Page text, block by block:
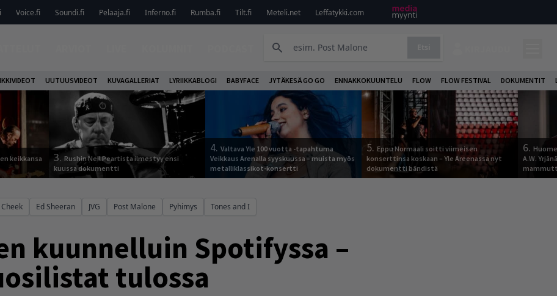
Voice.fi Soundi.fi Pelaaja.fi Inferno.fi Rumba.fi Tilt.fi Meteli.net Leffatykki.com
UUTUUSVIDEOT KUVAGALLERIAT LYRIIKKABLOGI BABYFACE JYTÄKESÄ GO GO ENNAKKOKUUNTELU FLOW FLOW FESTIVAL DOKUMENTIT
keikkansa
3. Rushin Neil Peartista ilmestyy ensi
kuussa dokumentti
4. Valtava Yle 100 vuotta -tapahtuma
Veikkaus Arenalla syyskuussa – muista myös
metalliklassikot-konsertti
5. Eppu Normaali soitti viimeisen
konserttinsa koskaan – Yle Areenassa nyt
dokumentti bändistä
6.
A.W.
Cheek Ed Sheeran JVG Post Malone Pyhimys Tones and I
kuunnelluin Spotifyssa –
tulossa